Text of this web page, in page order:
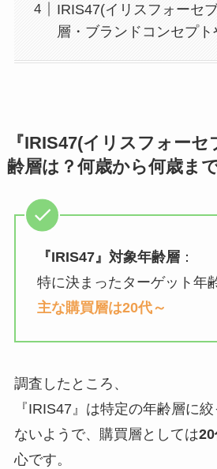
IRIS47(イリスフォーセ
層・ブランドコンセプ
『IRIS47(イリスフォー
齢層は？何歳から何歳ま
『IRIS47』対象年齢層：
特に決まったターゲット年
主な購買層は20代～
調査したところ、
『IRIS47』は特定の年齢層に
ないようで、購買層としては
心です。